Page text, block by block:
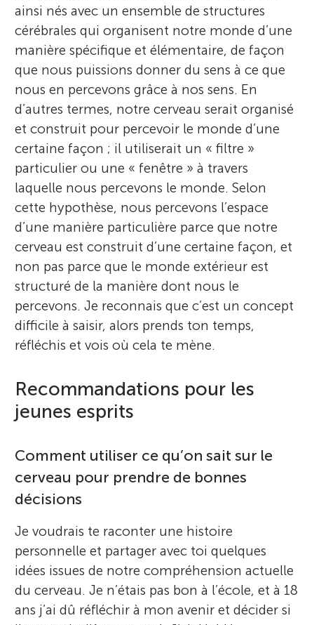
ainsi nés avec un ensemble de structures
cérébrales qui organisent notre monde d’une
manière spécifique et élémentaire, de façon
que nous puissions donner du sens à ce que
nous en percevons grâce à nos sens. En
d’autres termes, notre cerveau serait organisé
et construit pour percevoir le monde d’une
certaine façon ; il utiliserait un « filtre »
particulier ou une « fenêtre » à travers
laquelle nous percevons le monde. Selon
cette hypothèse, nous percevons l’espace
d’une manière particulière parce que notre
cerveau est construit d’une certaine façon, et
non pas parce que le monde extérieur est
structuré de la manière dont nous le
percevons. Je reconnais que c’est un concept
difficile à saisir, alors prends ton temps,
réfléchis et vois où cela te mène.
Recommandations pour les
jeunes esprits
Comment utiliser ce qu’on sait sur le
cerveau pour prendre de bonnes
décisions
Je voudrais te raconter une histoire
personnelle et partager avec toi quelques
idées issues de notre compréhension actuelle
du cerveau. Je n’étais pas bon à l’école, et à 18
ans j’ai dû réfléchir à mon avenir et décider si